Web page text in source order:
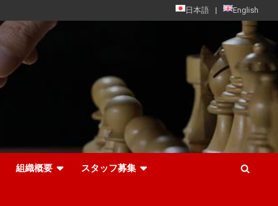
日本語 English
組織概要 スタッフ募集